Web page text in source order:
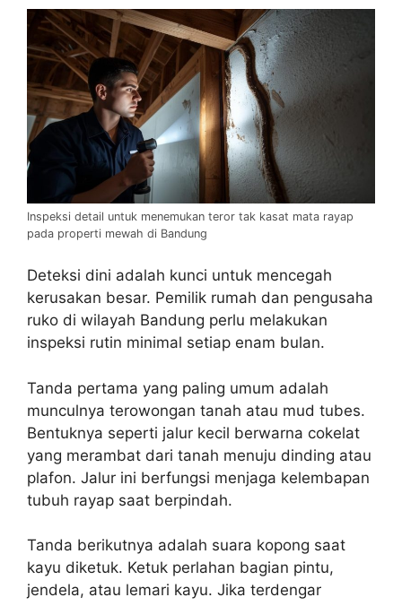
Inspeksi detail untuk menemukan teror tak kasat mata rayap
pada properti mewah di Bandung
Deteksi dini adalah kunci untuk mencegah
kerusakan besar. Pemilik rumah dan pengusaha
ruko di wilayah Bandung perlu melakukan
inspeksi rutin minimal setiap enam bulan.
Tanda pertama yang paling umum adalah
munculnya terowongan tanah atau mud tubes.
Bentuknya seperti jalur kecil berwarna cokelat
yang merambat dari tanah menuju dinding atau
plafon. Jalur ini berfungsi menjaga kelembapan
tubuh rayap saat berpindah.
Tanda berikutnya adalah suara kopong saat
kayu diketuk. Ketuk perlahan bagian pintu,
jendela, atau lemari kayu. Jika terdengar